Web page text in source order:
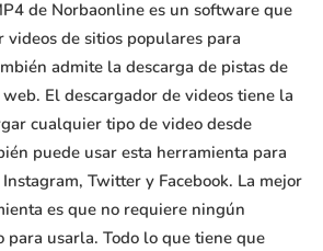
de Norbaonline es un software que
videos de sitios populares para
admite la descarga de pistas de
El descargador de videos tiene la
cualquier tipo de video desde
puede usar esta herramienta para
Twitter y Facebook. La mejor
es que no requiere ningún
para usarla. Todo lo que tiene que